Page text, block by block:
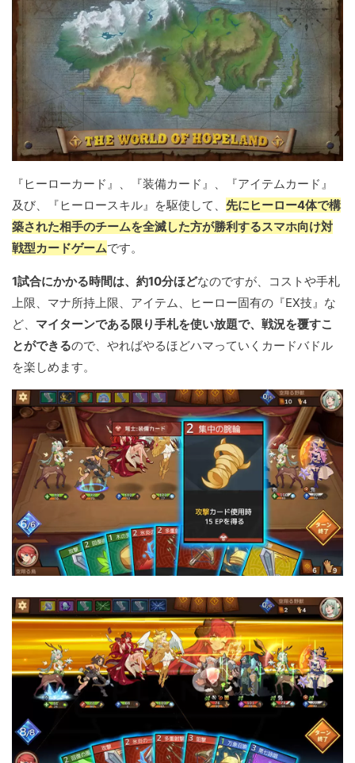
『ヒーローカード』、『装備カード』、『アイテムカード』
及び、『ヒーロースキル』を駆使して、 先にヒーロー4体で構
築された相手のチームを全滅した方が勝利するスマホ向け対
戦型カードゲームです。
1試合にかかる時間は、約10分ほどなのですが、コストや手札
上限、マナ所持上限、アイテム、ヒーロー固有の『EX技』な
ど、 マイターンである限り手札を使い放題で、戦況を覆すこ
とができるので、やればやるほどハマっていくカードバドル
を楽しめます。